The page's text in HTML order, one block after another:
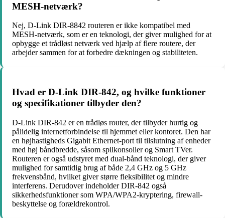
MESH-netværk?
Nej, D-Link DIR-8842 routeren er ikke kompatibel med
MESH-netværk, som er en teknologi, der giver mulighed for at
opbygge et trådløst netværk ved hjælp af flere routere, der
arbejder sammen for at forbedre dækningen og stabiliteten.
Hvad er D-Link DIR-842, og hvilke funktioner
og specifikationer tilbyder den?
D-Link DIR-842 er en trådløs router, der tilbyder hurtig og
pålidelig internetforbindelse til hjemmet eller kontoret. Den har
en højhastigheds Gigabit Ethernet-port til tilslutning af enheder
med høj båndbredde, såsom spilkonsoller og Smart TVer.
Routeren er også udstyret med dual-bånd teknologi, der giver
mulighed for samtidig brug af både 2,4 GHz og 5 GHz
frekvensbånd, hvilket giver større fleksibilitet og mindre
interferens. Derudover indeholder DIR-842 også
sikkerhedsfunktioner som WPA/WPA2-kryptering, firewall-
beskyttelse og forældrekontrol.